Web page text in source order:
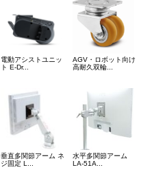
電動アシストユニッ
ト E-Dr...
AGV・ロボット向け
高耐久双輪...
垂直多関節アーム ネ
ジ固定 L...
水平多関節アーム
LA-51A...